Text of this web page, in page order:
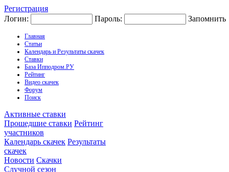
Регистрация
Логин:
Пароль: Запомнить
Главная
Статьи
Календарь и Результаты скачек
Ставки
База Ипподром.РУ
Рейтинг
Видео скачек
Форум
Поиск
Активные ставки
Прошедшие ставки Рейтинг
участников
Календарь скачек Результаты
скачек
Новости Скачки
Случной сезон